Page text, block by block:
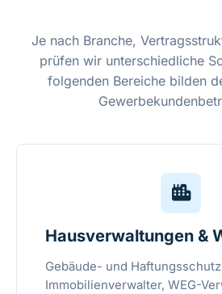
Je nach Branche,
prüfen wir unterschiedliche
folgenden Bereiche bilden
Hausverwaltungen &
Gebäude- und
Immobilienverwalter, WEG-